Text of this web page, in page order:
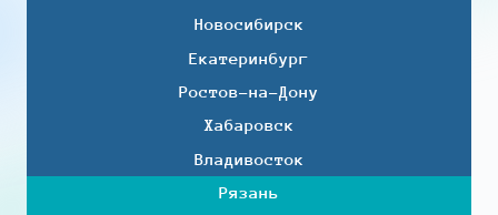
Новосибирск
Екатеринбург
Ростов-на-Дону
Хабаровск
Владивосток
Рязань